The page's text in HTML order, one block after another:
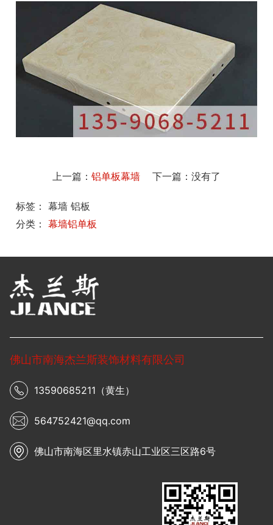
上一篇： 铝单板幕墙 下一篇：没有了
标签： 幕墙 铝板
分类： 幕墙铝单板
佛山市南海杰兰斯装饰材料有限公司
13590685211（黄生）
564752421@qq.com
佛山市南海区里水镇赤山工业区三区路6号